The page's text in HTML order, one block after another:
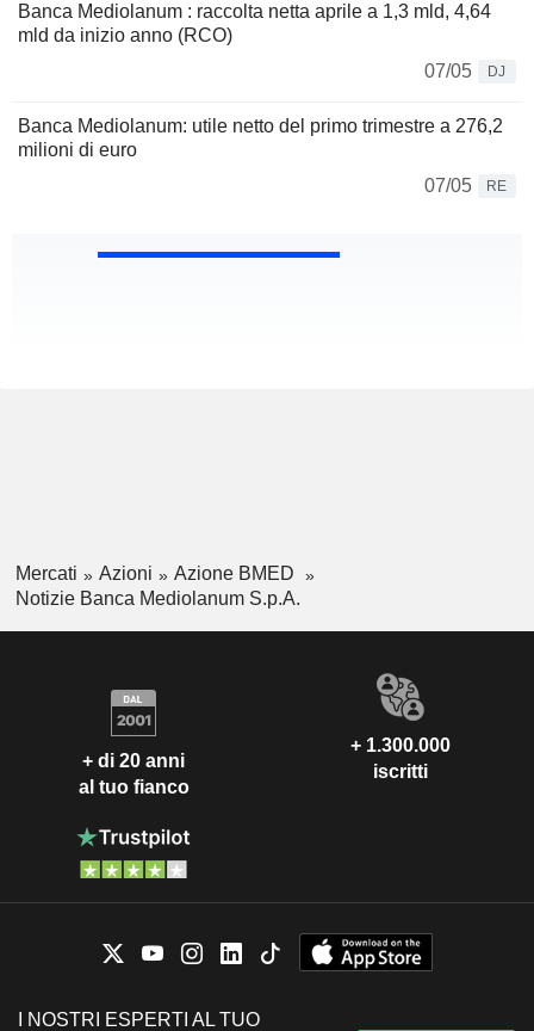
Banca Mediolanum : raccolta netta aprile a 1,3 mld, 4,64
mld da inizio anno (RCO)
07/05
DJ
Banca Mediolanum: utile netto del primo trimestre a 276,2
milioni di euro
07/05
RE
Mercati Azioni
Azione BMED
Notizie Banca Mediolanum S.p.A.
+ di 20 anni
al tuo fianco
+ 1.300.000
iscritti
I NOSTRI ESPERTI AL TUO